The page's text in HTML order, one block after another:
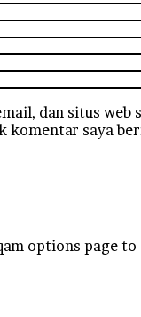
dan situs web
komentar saya
options page